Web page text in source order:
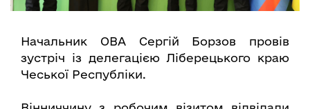
Начальник ОВА Сергій Борзов провів
зустріч із делегацією Ліберецького краю
Чеської Республіки.